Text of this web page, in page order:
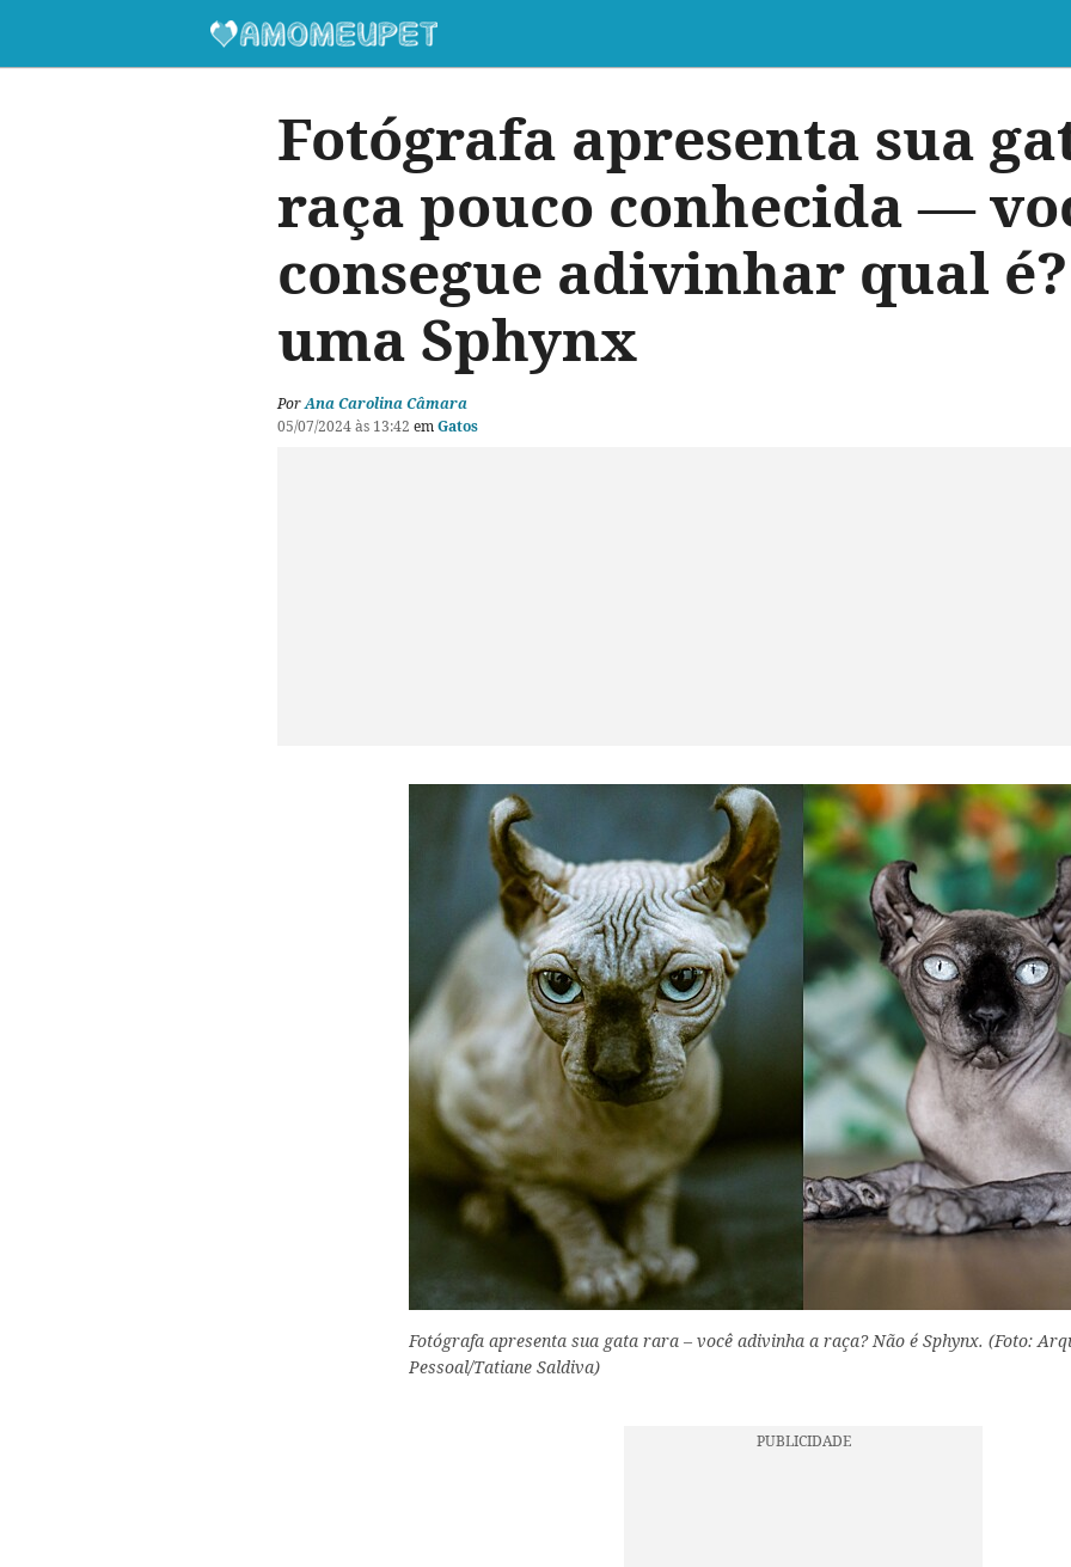
Fotógrafa apresenta sua
raça pouco conhecida —
consegue adivinhar qual
uma Sphynx
PorAna Carolina Câmara
05/07/2024 às 13:42 emGatos
Fotógrafa apresenta sua gata rara – você adivinha a raça? Não é Sphynx. (Foto:
Pessoal/Tatiane Saldiva)